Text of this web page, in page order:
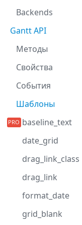
Backends
Gantt API
Методы
Свойства
События
Шаблоны
baseline_text
date_grid
drag_link_class
drag_link
format_date
grid_blank